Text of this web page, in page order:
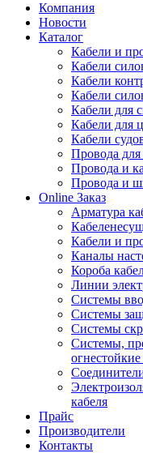
Компания
Новости
Каталог
Кабели и
Кабели
Кабели
Кабели
Кабели для
Кабели для
Кабели
Провода
Провода и
Провода и
Online Заказ
Арматура
Кабели и
Каналы
Короба
Линии
Системы
Системы
Системы
Системы,
кабеля
Прайс
Производители
Контакты